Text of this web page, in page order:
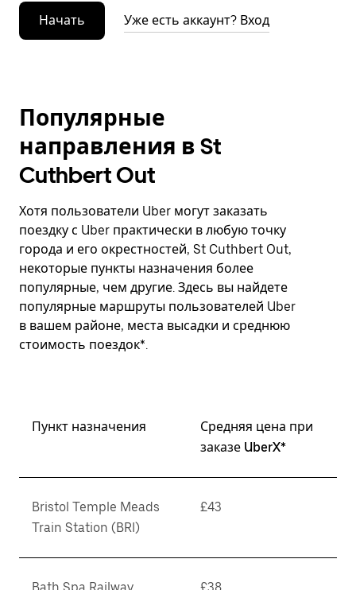
Начать Уже есть аккаунт? Вход
Популярные
направления в St
Cuthbert Out
Хотя пользователи Uber могут заказать
поездку с Uber практически в любую точку
города и его окрестностей, St Cuthbert Out,
некоторые пункты назначения более
популярные, чем другие. Здесь вы найдете
популярные маршруты пользователей Uber
в вашем районе, места высадки и среднюю
стоимость поездок*.
Пункт назначения
Средняя цена при
заказе UberX*
Bristol Temple Meads
Train Station (BRI)
£43